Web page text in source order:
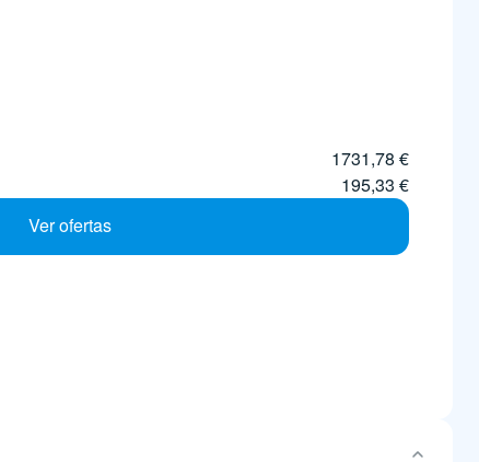
1731,78 €
195,33 €
Ver ofertas